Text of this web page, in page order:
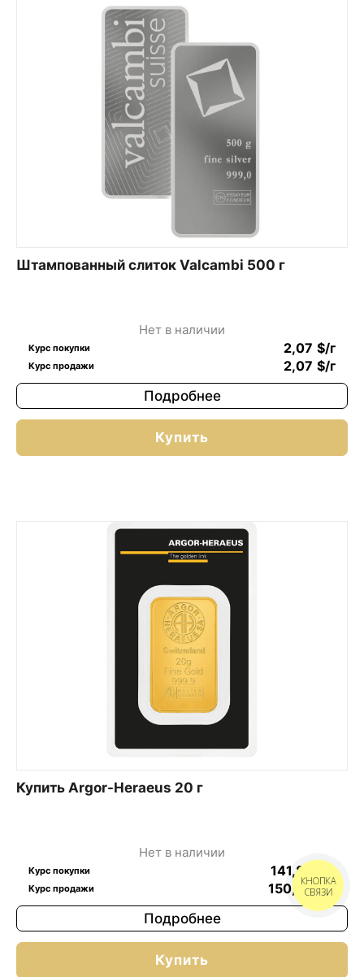
Штампованный слиток Valcambi 500 г
Нет в наличии
Курс покупки 2,07 $/г
Курс продажи 2,07 $/г
Подробнее
Купить
Купить Argor-Heraeus 20 г
Нет в наличии
Курс покупки 141,87 /г
Курс продажи 150,47 $/г
Подробнее
Купить
КНОПКА
СВЯЗИ